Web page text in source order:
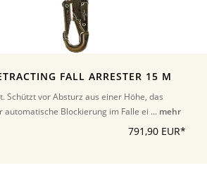
FALL ARRESTER 15 M
Schützt vor Absturz aus einer Höhe, das
Blockierung im Falle ei ... mehr
791,90 EUR*